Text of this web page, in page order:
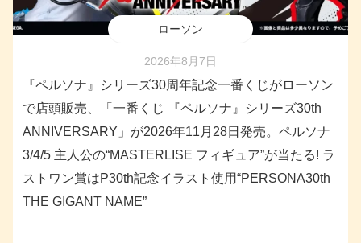
ローソン
2026年8月7日
『ペルソナ』シリーズ30周年記念一番くじがローソン
で店頭販売、「一番くじ 『ペルソナ』シリーズ30th
ANNIVERSARY」が2026年11月28日発売。ペルソナ
3/4/5 主人公の“MASTERLISE フィギュア”が当たる! ラ
ストワン賞はP30th記念イラスト使用“PERSONA30th
THE GIGANT NAME”